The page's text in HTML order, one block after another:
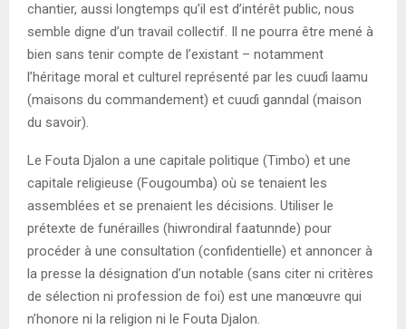
chantier, aussi longtemps qu’il est d’intérêt public, nous
semble digne d’un travail collectif. Il ne pourra être mené à
bien sans tenir compte de l’existant – notamment
l’héritage moral et culturel représenté par les cuuɗi laamu
(maisons du commandement) et cuuɗi ganndal (maison
du savoir).
Le Fouta Djalon a une capitale politique (Timbo) et une
capitale religieuse (Fougoumba) où se tenaient les
assemblées et se prenaient les décisions. Utiliser le
prétexte de funérailles (hiwrondiral faatunnde) pour
procéder à une consultation (confidentielle) et annoncer à
la presse la désignation d’un notable (sans citer ni critères
de sélection ni profession de foi) est une manœuvre qui
n’honore ni la religion ni le Fouta Djalon.